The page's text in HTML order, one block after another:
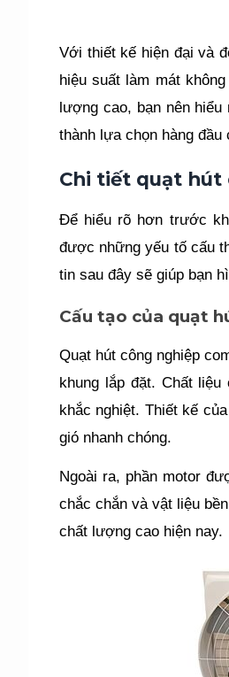
Với thiết kế hiện đại và
hiệu suất làm mát
lượng cao, bạn nên
thành lựa chọn hàng đầu
Chi tiết quạt
Để hiểu rõ hơn trước
được những yếu tố cấu
tin sau đây sẽ giúp bạn
Cấu tạo của quạt
Quạt hút công nghiệp
khung lắp đặt. Chất
khắc nghiệt. Thiết kế
gió nhanh chóng.
Ngoài ra, phần motor
chắc chắn và vật liệu
chất lượng cao hiện nay.